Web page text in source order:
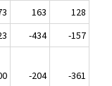
163
128
-434
-157
-204
-361